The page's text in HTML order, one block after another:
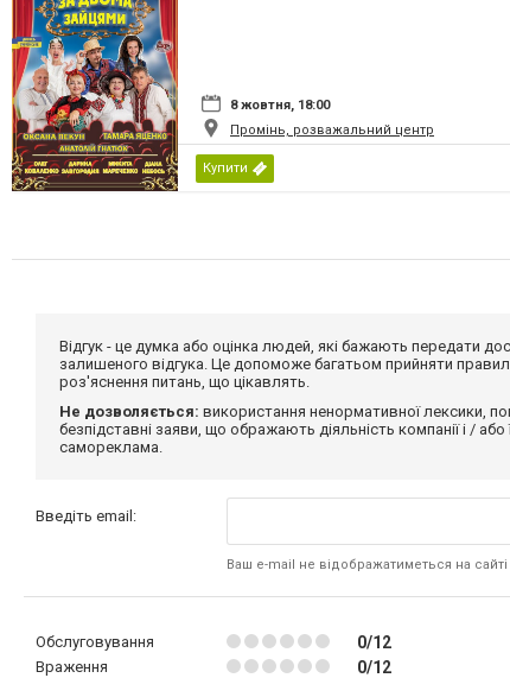
8 жовтня, 18:00
Промінь, розважальний центр
Купити
Відгук - це думка або оцінка людей, які бажають передати
залишеного відгука. Це допоможе багатьом прийняти
роз'яснення питань, що цікавлять.
Не дозволяється: використання ненормативної лексики,
безпідставні заяви, що ображають діяльність компанії і /
самореклама.
Введіть email:
Ваш e-mail не відображатиметься на сайті
Обслуговування 0/12
Враження 0/12